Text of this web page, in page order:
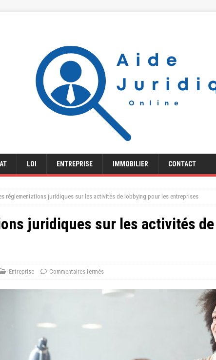
LOI ENTREPRISE IMMOBILIER CONTACT
réglementations juridiques sur les activités de lobbying pour les entreprises
juridiques sur les activités
Entreprise Commentaires fermés